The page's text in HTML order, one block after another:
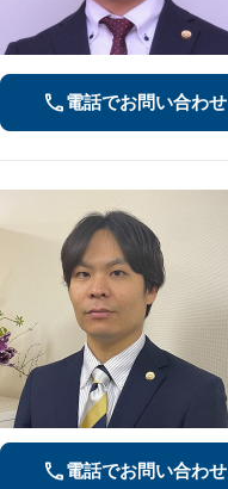
電話でお問い合わせ
電話でお問い合わせ